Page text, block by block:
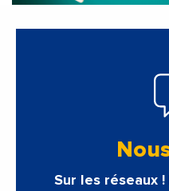
Sur les réseaux